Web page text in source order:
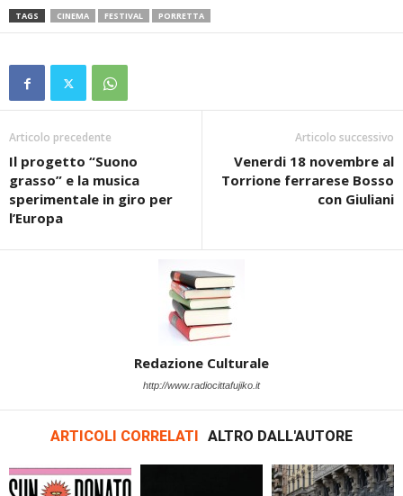
TAGS CINEMA FESTIVAL PORRETTA
Articolo precedente
Il progetto “Suono
grasso” e la musica
sperimentale in giro per
l’Europa
Articolo successivo
Venerdi 18 novembre al
Torrione ferrarese Bosso
con Giuliani
Redazione Culturale
http://www.radiocittafujiko.it
ARTICOLI CORRELATI ALTRO DALL'AUTORE